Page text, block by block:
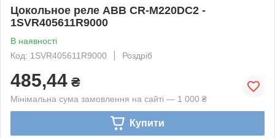
Цокольное реле ABB CR-M220DC2 -
1SVR405611R9000
В наявності
Код: 1SVR405611R9000
Роздріб
485,44 ₴
Мінімальна сума замовлення на сайті — 1 000 ₴
Купити